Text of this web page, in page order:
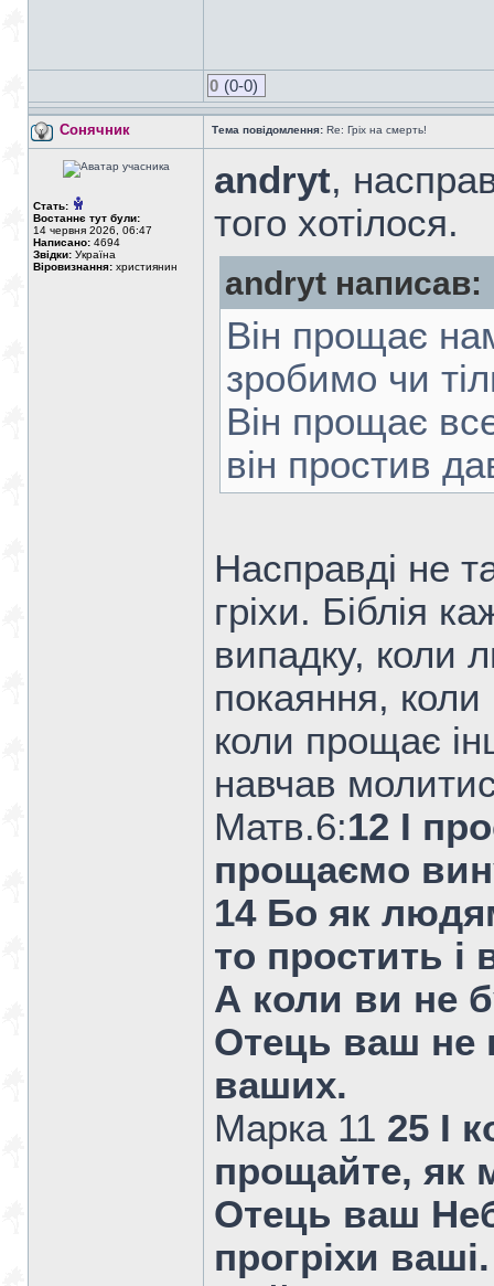
0 (0-0)
Сонячник Тема повідомлення: Re: Гріх на смерть!
Стать:
Востаннє тут були:
14 червня 2026, 06:47
Написано: 4694
Звідки: Україна
Віровизнання: християнин
andryt,
того хотілося.
andryt написав:
Він прощає
зробимо чи
Він прощає
він простив
Насправді не
гріхи. Біблія
випадку, коли
покаяння, коли
коли прощає
навчав
Матв.6:12 І
прощаємо
14 Бо як
то простить
А коли ви не
Отець ваш не
ваших.
Марка 11 25 І
прощайте, як
Отець ваш
прогріхи